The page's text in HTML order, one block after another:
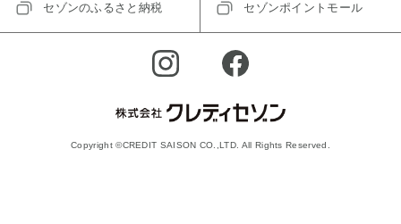
セゾンのふるさと納税 セゾンポイントモール
Copyright ©CREDIT SAISON CO.,LTD. All Rights Reserved.